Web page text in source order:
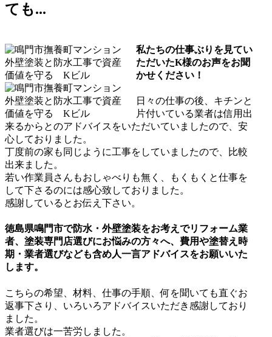
ても...
私たちの仕事ぶりを見てい
ただいたK様のお声をお聞
かせください！
日々の仕事の後、キチンと
片付いている業者は信用出
来るからとのアドバイスをいただいていましたので、安
心しておりました。
丁度前の家も同じように工事をしていましたので、比較
出来ました。
若い作業員さんもおしゃべりも無く、もくもくと仕事を
して下さるのには感心致しておりました。
感謝しているとお伝え下さい。
徳島県鳴門市で防水・外壁塗装をお考えでリフォーム業
者、塗装専門店選びにお悩みの方々へ、費用や塗替え時
期・業者選びなども含め人一言アドバイスをお願いいた
します。
こちらの希望、材料、仕事の手順、何を聞いても直ぐお
返事下さり、いろいろアドバイスいただき感謝しており
ました。
業者選びは一苦労しました。